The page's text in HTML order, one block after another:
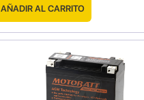
AÑADIR AL CARRITO